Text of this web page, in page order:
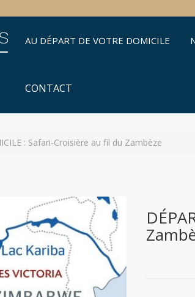
AU DÉPART DE VOTRE DOMICILE
CONTACT
: Safari-Croisière au fil du Zambèze